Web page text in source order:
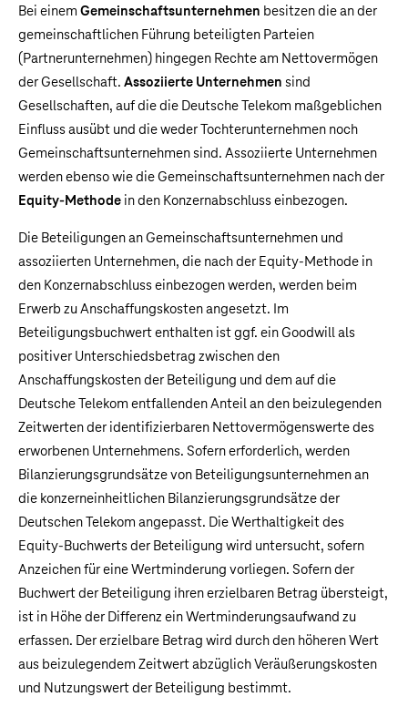
Bei einem Gemeinschaftsunternehmen besitzen die an der
gemeinschaftlichen Führung beteiligten Parteien
(Partnerunternehmen) hingegen Rechte am Nettovermögen
der Gesellschaft. Assoziierte Unternehmen sind
Gesellschaften, auf die die Deutsche Telekom maßgeblichen
Einfluss ausübt und die weder Tochterunternehmen noch
Gemeinschaftsunternehmen sind. Assoziierte Unternehmen
werden ebenso wie die Gemeinschaftsunternehmen nach der
Equity-Methode in den Konzernabschluss einbezogen.
Die Beteiligungen an Gemeinschaftsunternehmen und
assoziierten Unternehmen, die nach der Equity-Methode in
den Konzernabschluss einbezogen werden, werden beim
Erwerb zu Anschaffungskosten angesetzt. Im
Beteiligungsbuchwert enthalten ist ggf. ein Goodwill als
positiver Unterschiedsbetrag zwischen den
Anschaffungskosten der Beteiligung und dem auf die
Deutsche Telekom entfallenden Anteil an den beizulegenden
Zeitwerten der identifizierbaren Nettovermögenswerte des
erworbenen Unternehmens. Sofern erforderlich, werden
Bilanzierungsgrundsätze von Beteiligungsunternehmen an
die konzerneinheitlichen Bilanzierungsgrundsätze der
Deutschen Telekom angepasst. Die Werthaltigkeit des
Equity-Buchwerts der Beteiligung wird untersucht, sofern
Anzeichen für eine Wertminderung vorliegen. Sofern der
Buchwert der Beteiligung ihren erzielbaren Betrag übersteigt,
ist in Höhe der Differenz ein Wertminderungsaufwand zu
erfassen. Der erzielbare Betrag wird durch den höheren Wert
aus beizulegendem Zeitwert abzüglich Veräußerungskosten
und Nutzungswert der Beteiligung bestimmt.